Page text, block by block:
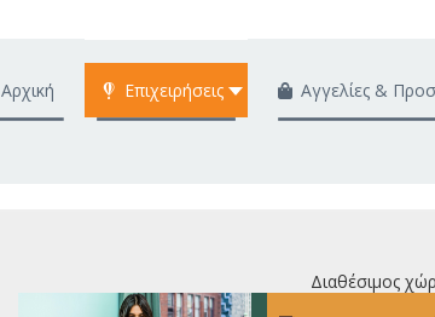
Αρχική Επιχειρήσεις Αγγελίες &
Διαθέσιμος